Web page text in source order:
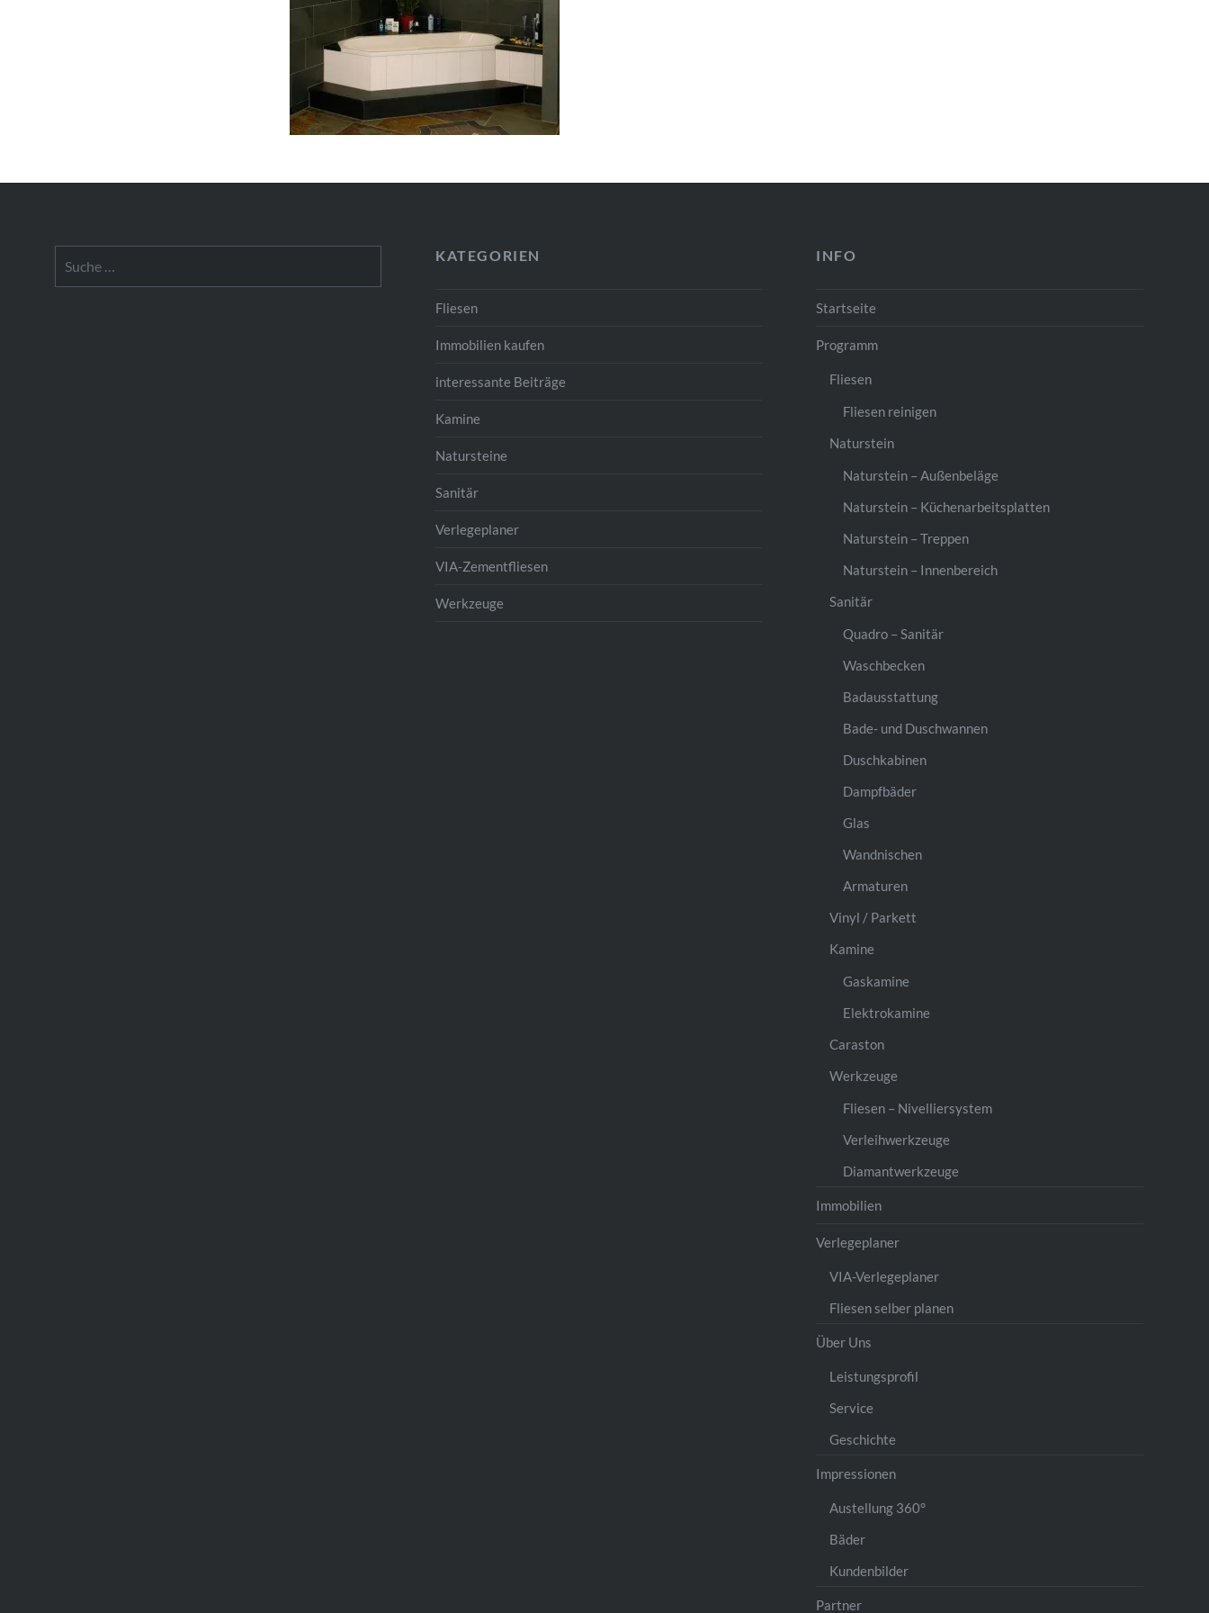
nach:
KATEGORIEN
Fliesen
Immobilien kaufen
interessante Beiträge
Kamine
Natursteine
Sanitär
Verlegeplaner
VIA-Zementfliesen
Werkzeuge
INFO
Startseite
Programm
Fliesen
Fliesen reinigen
Naturstein
Naturstein – Außenbeläge
Naturstein – Küchenarbeitsplatten
Naturstein – Treppen
Naturstein – Innenbereich
Sanitär
Quadro – Sanitär
Waschbecken
Badausstattung
Bade- und Duschwannen
Duschkabinen
Dampfbäder
Glas
Wandnischen
Armaturen
Vinyl / Parkett
Kamine
Gaskamine
Elektrokamine
Caraston
Werkzeuge
Fliesen – Nivelliersystem
Verleihwerkzeuge
Diamantwerkzeuge
Immobilien
Verlegeplaner
VIA-Verlegeplaner
Fliesen selber planen
Über Uns
Leistungsprofil
Service
Geschichte
Impressionen
Austellung 360°
Bäder
Kundenbilder
Partner